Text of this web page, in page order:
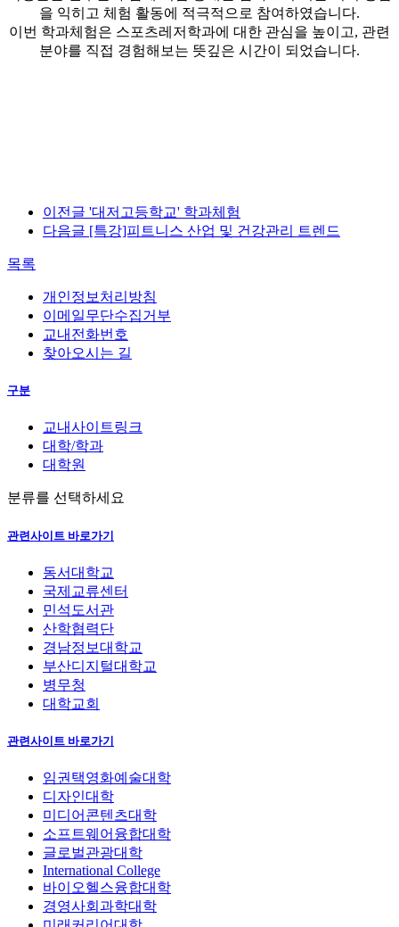
을 익히고 체험 활동에 적극적으로 참여하였습니다.
이번 학과체험은 스포츠레저학과에 대한 관심을 높이고, 관련
분야를 직접 경험해보는 뜻깊은 시간이 되었습니다.
이전글 '대저고등학교' 학과체험
다음글 [특강]피트니스 산업 및 건강관리 트렌드
목록
개인정보처리방침
이메일무단수집거부
교내전화번호
찾아오시는 길
구분
교내사이트링크
대학/학과
대학원
분류를 선택하세요
관련사이트 바로가기
동서대학교
국제교류센터
민석도서관
산학협력단
경남정보대학교
부산디지털대학교
병무청
대학교회
관련사이트 바로가기
임권택영화예술대학
디자인대학
미디어콘텐츠대학
소프트웨어융합대학
글로벌관광대학
International College
바이오헬스융합대학
경영사회과학대학